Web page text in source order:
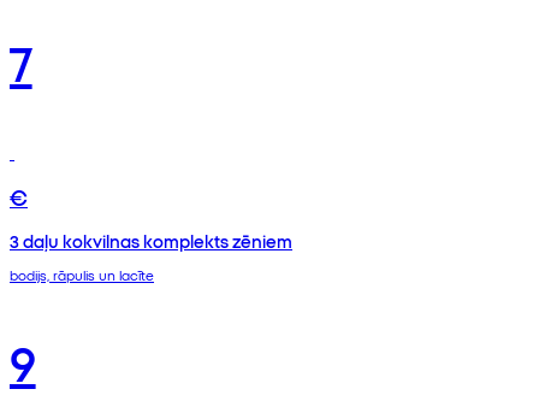
7
€
3 daļu kokvilnas komplekts zēniem
bodijs, rāpulis un lacīte
9